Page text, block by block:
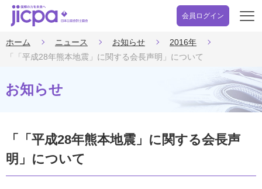
会員ログイン
開
ホーム ニュース お知らせ
2016年
「「平成28年熊本地震」に関する会長声明」について
お知らせ
「「平成28年熊本地震」に関する会長声
明」について